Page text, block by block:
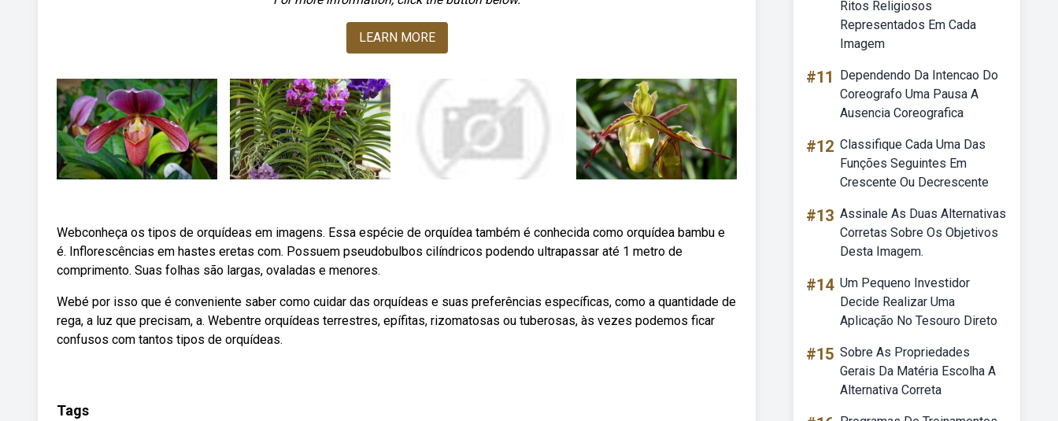
LEARN MORE
Webconheça os tipos de orquídeas em imagens. Essa espécie de orquídea também é conhecida como orquídea bambu e
é. Inflorescências em hastes eretas com. Possuem pseudobulbos cilíndricos podendo ultrapassar até 1 metro de
comprimento. Suas folhas são largas, ovaladas e menores.
Webé por isso que é conveniente saber como cuidar das orquídeas e suas preferências específicas, como a quantidade de
rega, a luz que precisam, a. Webentre orquídeas terrestres, epífitas, rizomatosas ou tuberosas, às vezes podemos ficar
confusos com tantos tipos de orquídeas.
Tags
Ritos Religiosos
Representados Em Cada
Imagem
#11
Dependendo Da Intencao Do
Coreografo Uma Pausa A
Ausencia Coreografica
#12 Classifique Cada Uma Das
Funções Seguintes Em
Crescente Ou Decrescente
#13 Assinale As Duas Alternativas
Corretas Sobre Os Objetivos
Desta Imagem.
#14 Um Pequeno Investidor
Decide Realizar Uma
Aplicação No Tesouro Direto
#15 Sobre As Propriedades
Gerais Da Matéria Escolha A
Alternativa Correta